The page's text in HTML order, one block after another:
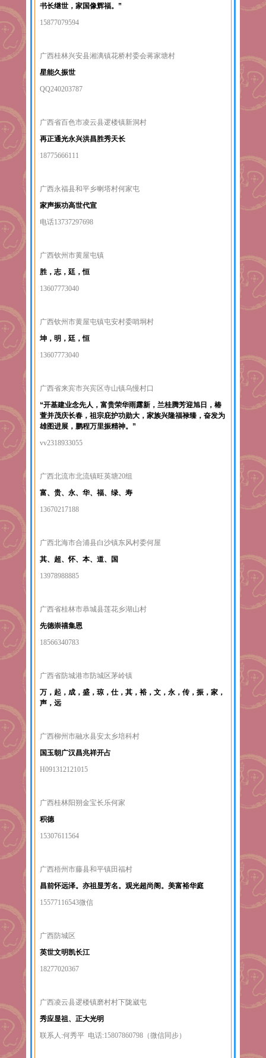
书长继世，家国像辉福。”
15877079594
广西桂林兴安县湘漓镇花桥村委会蒋家塘村
星能久振世
QQ240203787
广西省百色市凌云县逻楼镇新洞村
再正通光永兴洪昌胜秀天长
18775666111
广西永福县和平乡喇塔村何家屯
家声振功高世代宣
电话13737297698
广西钦州市黄屋屯镇
胜，志，廷，恒
13607773040
广西钦州市黄屋屯镇屯安村委哨垌村
坤，明，廷，恒
13607773040
广西省来宾市兴宾区寺山镇乌慢村口
“开基建业念先人，富贵荣华雨露新，兰桂腾芳迎旭日，椿
萱并茂庆长春，祖宗庇护功勋大，家族兴隆福禄臻，奋发为
雄图进展，鹏程万里振精神。”
vv2318933055
广西北流市北流镇旺英塘20组
富、贵、永、华、福、绿、寿
13670217188
广西北海市合浦县白沙镇东风村委何屋
其、超、怀、本、道、国
13978988885
广西省桂林市恭城县莲花乡湖山村
先德崇禧集恩
18566340783
广西省防城港市防城区茅岭镇
万，起，成，盛，琼，仕，其，裕，文，永，传，振，家，
声，远
广西柳州市融水县安太乡培科村
国玉朝广汉昌兆祥开占
H091312121015
广西桂林阳朔金宝长乐何家
积德
15307611564
广西梧州市藤县和平镇田福村
昌前怀远泽。亦祖显芳名。观光超尚阁。美富裕华庭
15577116543微信
广西防城区
英世文明凯长江
18277020367
广西凌云县逻楼镇磨村村下陇崴屯
秀应显祖、正大光明
联系人:何秀平 电话:15807860798（微信同步）